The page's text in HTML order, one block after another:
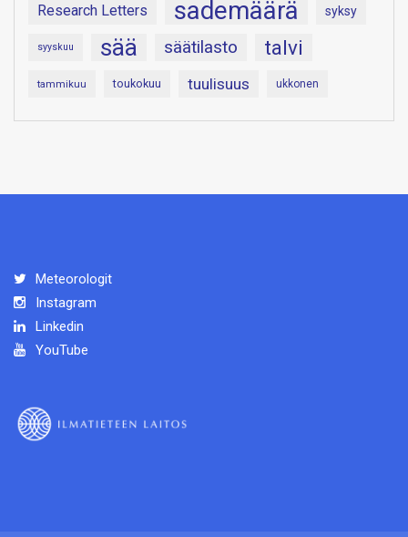
Research Letters sademäärä syksy
syyskuu sää säätilasto talvi
tammikuu toukokuu tuulisuus ukkonen
Meteorologit
Instagram
Linkedin
YouTube